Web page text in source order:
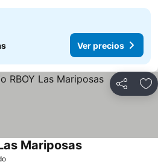
Ver precios
Compartir
MariposasVer precios